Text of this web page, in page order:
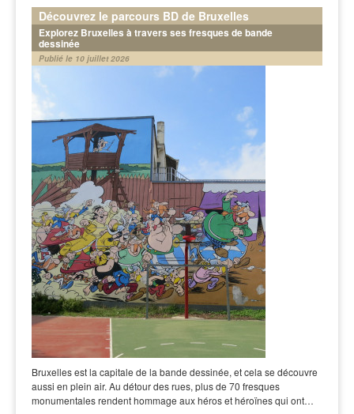
Découvrez le parcours BD de Bruxelles
Explorez Bruxelles à travers ses fresques de bande
dessinée
Publié le 10 juillet 2026
Bruxelles est la capitale de la bande dessinée, et cela se découvre
aussi en plein air. Au détour des rues, plus de 70 fresques
monumentales rendent hommage aux héros et héroïnes qui ont…